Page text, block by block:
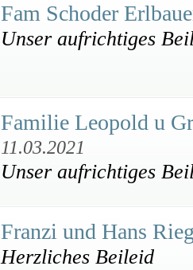
Fam Schoder
Unser aufrichtiges
Familie Leopold u
11.03.2021
Unser aufrichtiges
Franzi und Hans
Herzliches Beileid